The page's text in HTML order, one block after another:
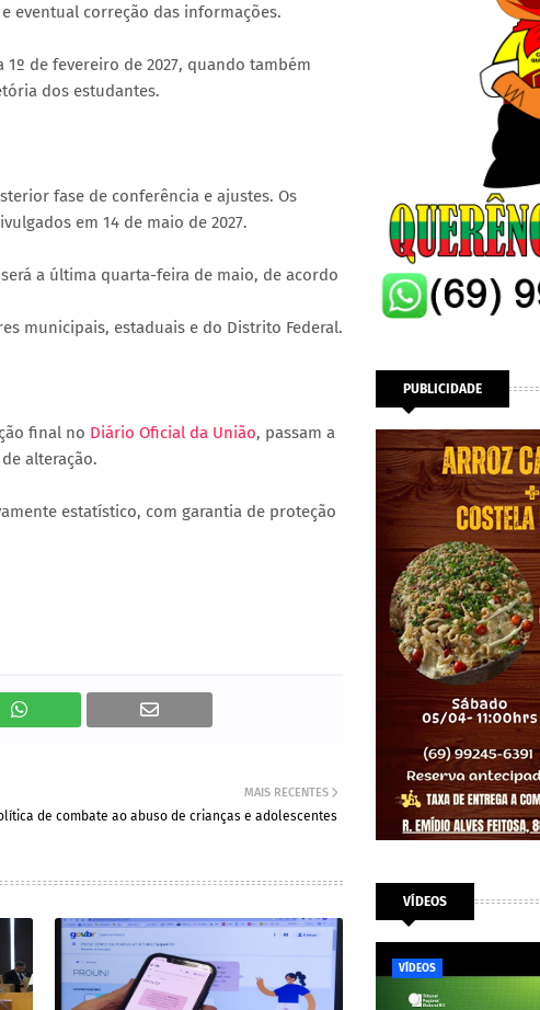
eventual correção das informações.
de fevereiro de 2027, quando também
dos estudantes.
fase de conferência e ajustes. Os
em 14 de maio de 2027.
a última quarta-feira de maio, de acordo
municipais, estaduais e do Distrito Federal.
final no Diário Oficial da União, passam a
alteração.
estatístico, com garantia de proteção
MAIS RECENTES
de combate ao abuso de crianças e adolescentes
PUBLICIDADE
VÍDEOS
VÍDEOS